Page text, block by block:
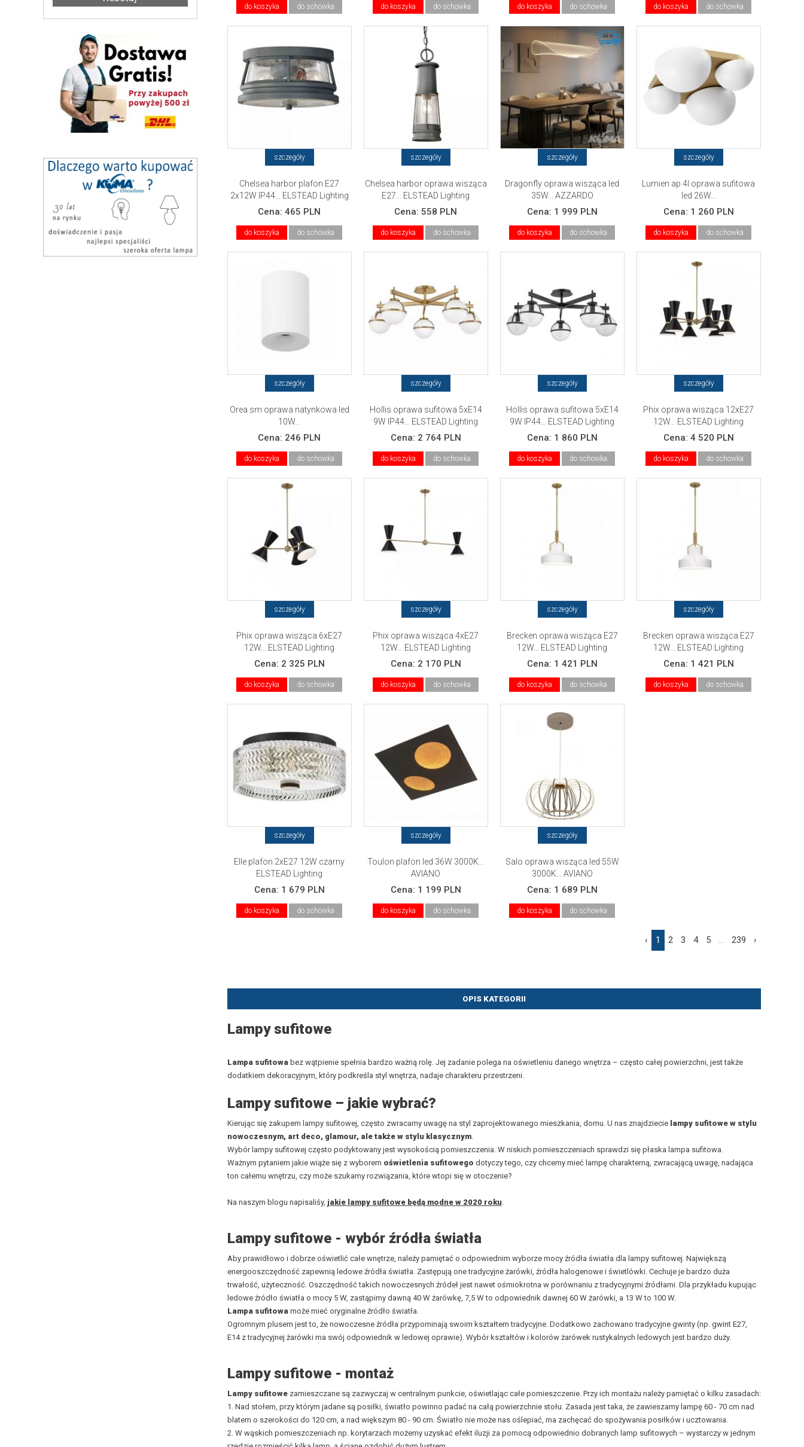
do koszyka do schowka do koszyka do schowka do koszyka do schowka do koszyka do schowka
szczegóły
Chelsea harbor plafon E27
2x12W IP44... ELSTEAD Lighting
Cena:465 PLN
do koszyka do schowka
szczegóły
Chelsea harbor oprawa wisząca
E27... ELSTEAD Lighting
Cena: 558 PLN
do koszyka do schowka
szczegóły
Dragonfly oprawa wisząca led
35W... AZZARDO
Cena: 1 999 PLN
do koszyka do schowka
szczegóły
Lumien ap 4l oprawa sufitowa
led 26W...
Cena: 1 260 PLN
do koszyka do schowka
szczegóły
Orea sm oprawa natynkowa led
10W...
Cena: 246 PLN
do koszyka do schowka
szczegóły
Hollis oprawa sufitowa 5xE14
9W IP44... ELSTEAD Lighting
Cena: 2 764 PLN
do koszyka do schowka
szczegóły
Hollis oprawa sufitowa 5xE14
9W IP44... ELSTEAD Lighting
Cena: 1 860 PLN
do koszyka do schowka
szczegóły
Phix oprawa wisząca 12xE27
12W... ELSTEAD Lighting
Cena: 4 520 PLN
do koszyka do schowka
szczegóły
Phix oprawa wisząca 6xE27
12W... ELSTEAD Lighting
Cena: 2 325 PLN
do koszyka do schowka
szczegóły
Phix oprawa wisząca 4xE27
12W... ELSTEAD Lighting
Cena: 2 170 PLN
do koszyka do schowka
szczegóły
Brecken oprawa wisząca E27
12W... ELSTEAD Lighting
Cena: 1 421 PLN
do koszyka do schowka
szczegóły
Brecken oprawa wisząca E27
12W... ELSTEAD Lighting
Cena: 1 421 PLN
do koszyka do schowka
szczegóły
Elle plafon 2xE27 12W czarny
ELSTEAD Lighting
Cena: 1 679 PLN
do koszyka do schowka
szczegóły
Toulon plafon led 36W 3000K...
AVIANO
Cena: 1 199 PLN
do koszyka do schowka
szczegóły
Salo oprawa wisząca led 55W
3000K... AVIANO
Cena: 1 689 PLN
do koszyka do schowka
‹ 1 2 3 4 5 ... 239 ›
OPIS KATEGORII
Lampy sufitowe
Lampa sufitowa bez wątpienie spełnia bardzo ważną rolę. Jej zadanie polega na oświetleniu danego wnętrza – często całej powierzchni, jest także
dodatkiem dekoracyjnym, który podkreśla styl wnętrza, nadaje charakteru przestrzeni.
Lampy sufitowe – jakie wybrać?
Kierując się zakupem lampy sufitowej, często zwracamy uwagę na styl zaprojektowanego mieszkania, domu. U nas znajdziecie lampy sufitowe w stylu
nowoczesnym, art deco, glamour,ale także w stylu klasycznym.
Wybór lampy sufitowej często podyktowany jest wysokością pomieszczenia. W niskich pomieszczeniach sprawdzi się płaska lampa sufitowa.
Ważnym pytaniem jakie wiąże się z wyborem oświetlenia sufitowego dotyczy tego, czy chcemy mieć lampę charakterną, zwracającą uwagę, nadająca
ton całemu wnętrzu, czy może szukamy rozwiązania, które wtopi się w otoczenie?
Na naszym blogu napisaliśy, jakie lampy sufitowe będą modne w 2020 roku.
Lampy sufitowe - wybór źródła światła
Aby prawidłowo i dobrze oświetlić całe wnętrze, należy pamiętać o odpowiednim wyborze mocy źródła światła dla lampy sufitowej. Największą
energooszczędność zapewnią ledowe źródła światła. Zastępują one tradycyjne żarówki, źródła halogenowe i świetlówki. Cechuje je bardzo duża
trwałość, użyteczność. Oszczędność takich nowoczesnych źródeł jest nawet ośmiokrotna w porównaniu z tradycyjnymi źródłami. Dla przykładu kupując
ledowe źródło światła o mocy 5 W, zastąpimy dawną 40 W żarówkę, 7,5 W to odpowiednik dawnej 60 W żarówki, a 13 W to 100 W.
Lampa sufitowamoże mieć oryginalne źródło światła.
Ogromnym plusem jest to, że nowoczesne źródła przypominają swoim kształtem tradycyjne. Dodatkowo zachowano tradycyjne gwinty (np. gwint E27,
E14 z tradycyjnej żarówki ma swój odpowiednik w ledowej oprawie). Wybór kształtów i kolorów żarówek rustykalnych ledowych jest bardzo duży.
Lampy sufitowe - montaż
Lampy sufitowezamieszczane są zazwyczaj w centralnym punkcie, oświetlając całe pomieszczenie. Przy ich montażu należy pamiętać o kilku zasadach:
1. Nad stołem, przy którym jadane są posiłki, światło powinno padać na całą powierzchnie stołu. Zasada jest taka, że zawieszamy lampę 60 - 70 cm nad
blatem o szerokości do 120 cm, a nad większym 80 - 90 cm. Światło nie może nas oślepiać, ma zachęcać do spożywania posiłków i ucztowania.
2. W wąskich pomieszczeniach np. korytarzach możemy uzyskać efekt iluzji za pomocą odpowiednio dobranych lamp sufitowych – wystarczy w jednym